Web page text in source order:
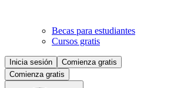
Becas para estudiantes
Cursos gratis
Inicia sesión
Comienza gratis
Comienza gratis